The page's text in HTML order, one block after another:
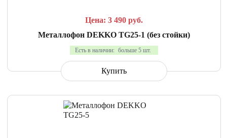
Цена: 3 490 руб.
Металлофон DEKKO TG25-1 (без стойки)
Есть в наличии: больше 5 шт.
Купить